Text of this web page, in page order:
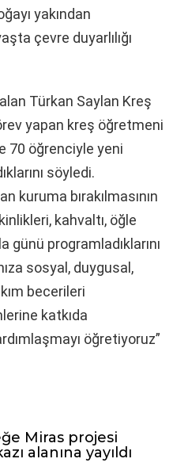
yakından
çevre duyarlılığı
Türkan Saylan Kreş
yapan kreş öğretmeni
70 öğrenciyle yeni
söyledi.
kuruma bırakılmasının
kahvaltı, öğle
günü programladıklarını
sosyal, duygusal,
becerileri
katkıda
öğretiyoruz”
Miras projesi
alanına yayıldı